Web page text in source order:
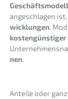
Geschäfts­mo­dell
angeschla­gen
wick­lun­gen.
kosten­güns­ti­ger
nen.
Antei­le oder